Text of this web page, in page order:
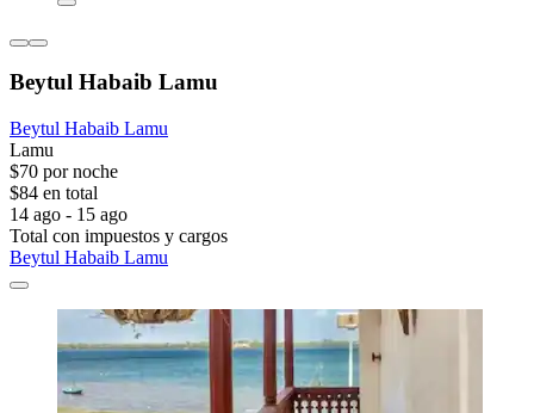
Beytul Habaib Lamu
Beytul Habaib Lamu
Lamu
$70 por noche
$84 en total
14 ago - 15 ago
Total con impuestos y cargos
Beytul Habaib Lamu